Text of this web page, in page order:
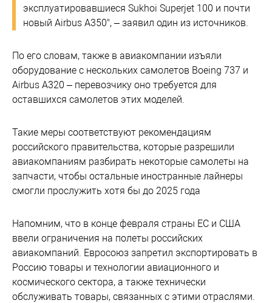
эксплуатировавшиеся Sukhoi Superjet 100 и почти
новый Airbus A350", – заявил один из источников.
По его словам, также в авиакомпании изъяли
оборудование с нескольких самолетов Boeing 737 и
Airbus A320 – перевозчику оно требуется для
оставшихся самолетов этих моделей.
Такие меры соответствуют рекомендациям
российского правительства, которые разрешили
авиакомпаниям разбирать некоторые самолеты на
запчасти, чтобы остальные иностранные лайнеры
смогли прослужить хотя бы до 2025 года
Напомним, что в конце февраля страны ЕС и США
ввели ограничения на полеты российских
авиакомпаний. Евросоюз запретил экспортировать в
Россию товары и технологии авиационного и
космического сектора, а также технически
обслуживать товары, связанных с этими отраслями.